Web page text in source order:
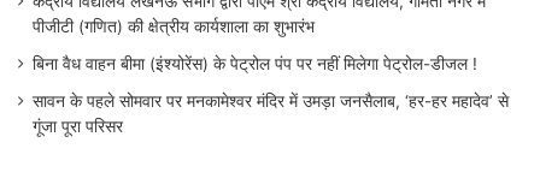
पीजीटी (गणित) की क्षेत्रीय कार्यशाला का शुभारंभ
बिना वैध वाहन बीमा (इंश्योरेंस) के पेट्रोल पंप पर नहीं मिलेगा पेट्रोल-डीजल !
सावन के पहले सोमवार पर मनकामेश्वर मंदिर में उमड़ा जनसैलाब, ‘हर-हर महादेव’ से
गूंजा पूरा परिसर